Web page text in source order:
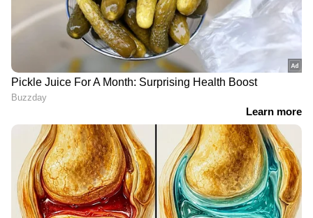
ചമ്പത് റായി പുറത്ത്, രാജി സ്വീകരിച്ച്
രാമക്ഷേത്ര ട്രസ്റ്റ്; പുതിയ ജനറൽ
സെക്രട്ടറി പ്രഖ്യാപനം ഉടനില്ലെന്ന് സൂചന
അയോധ്യ രാമക്ഷേത്രം: ട്രസ്റ്റിന്റെ
താത്കാലിക ജനറൽ സെക്രട്ടറിയായി
കൃഷ്ണ മോഹനെ നിയമിച്ചു; 'എല്ലാ
LATEST VIDEOS
'ഒരു അമ്മ വന്ന് ഏഴാമത്തെ
ദിവസം ഡിമാൻ്റ് ചെയ്തപ്പോൾ